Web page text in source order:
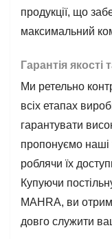
продукції, що
максимальний
Гарантія якості
Ми ретельно
всіх етапах
гарантувати
пропонуємо наші
роблячи їх
Купуючи
MAHRA, ви
довго служити